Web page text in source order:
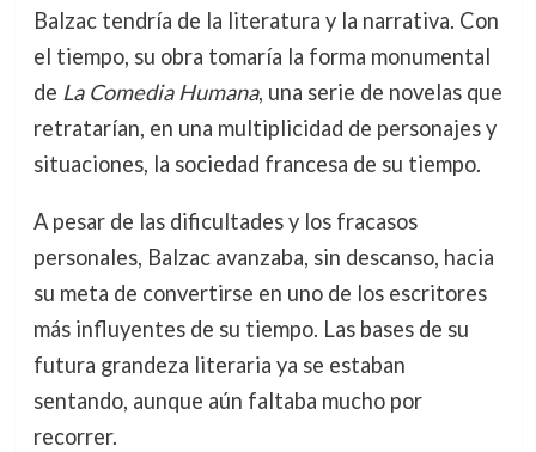
Balzac tendría de la literatura y la narrativa. Con
el tiempo, su obra tomaría la forma monumental
de La Comedia Humana, una serie de novelas que
retratarían, en una multiplicidad de personajes y
situaciones, la sociedad francesa de su tiempo.
A pesar de las dificultades y los fracasos
personales, Balzac avanzaba, sin descanso, hacia
su meta de convertirse en uno de los escritores
más influyentes de su tiempo. Las bases de su
futura grandeza literaria ya se estaban
sentando, aunque aún faltaba mucho por
recorrer.